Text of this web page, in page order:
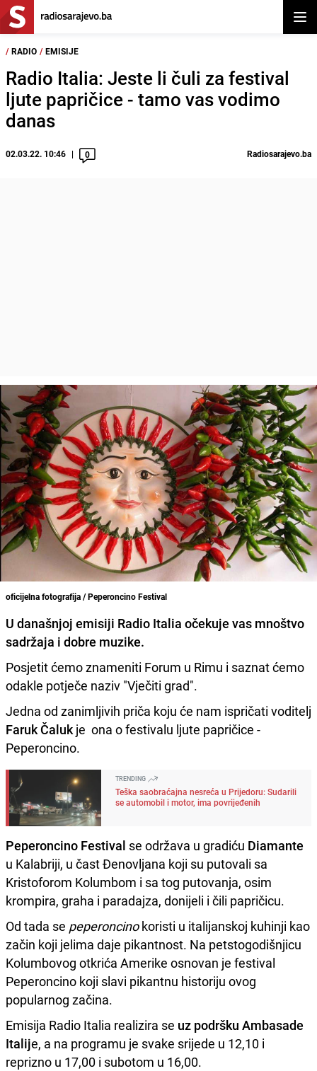
/ RADIO / EMISIJE
Radio Italia: Jeste li čuli za festival
ljute papričice - tamo vas vodimo
danas
02.03.22. 10:46 0 Radiosarajevo.ba
oficijelna fotografija / Peperoncino Festival
U današnjoj emisiji Radio Italia očekuje vas mnoštvo
sadržaja i dobre muzike.
Posjetit ćemo znameniti Forum u Rimu i saznat ćemo
odakle potječe naziv "Vječiti grad".
Jedna od zanimljivih priča koju će nam ispričati voditelj
Faruk Čaluk je ona o festivalu ljute papričice -
Peperoncino.
TRENDING
Teška saobraćajna nesreća u Prijedoru: Sudarili
se automobil i motor, ima povrijeđenih
Peperoncino Festival se održava u gradiću Diamante
u Kalabriji, u čast Đenovljana koji su putovali sa
Kristoforom Kolumbom i sa tog putovanja, osim
krompira, graha i paradajza, donijeli i čili papričicu.
Od tada se peperoncinokoristi u italijanskoj kuhinji kao
začin koji jelima daje pikantnost. Na petstogodišnjicu
Kolumbovog otkrića Amerike osnovan je festival
Peperoncino koji slavi pikantnu historiju ovog
popularnog začina.
Emisija Radio Italia realizira se uz podršku Ambasade
Italije, a na programu je svake srijede u 12,10 i
reprizno u 17,00 i subotom u 16,00.